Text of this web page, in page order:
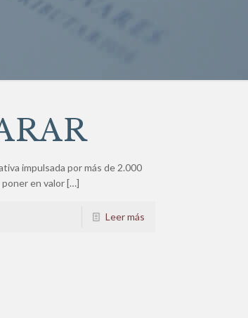
impulsada por más de 2.000
en valor[…]
Leer más